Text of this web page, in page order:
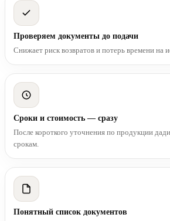
Проверяем документы до подачи
Снижает риск возвратов и потерь времени на
Сроки и стоимость — сразу
После короткого уточнения по продукции
срокам.
Понятный список документов